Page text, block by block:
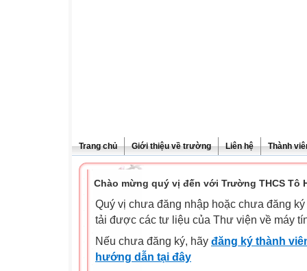
Trang chủ Giới thiệu về trường Liên hệ Thành
Chào mừng quý vị đến với Trường THCS Tô
Quý vị chưa đăng nhập hoặc chưa đăng
tải được các tư liệu của Thư viện về máy
Nếu chưa đăng ký, hãy đăng ký thành
hướng dẫn tại đây